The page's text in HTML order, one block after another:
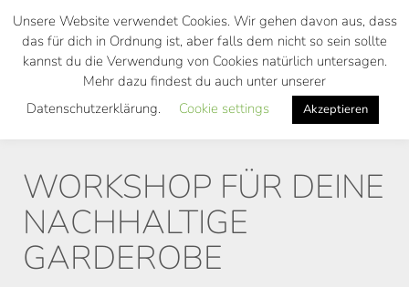
Skip
main
WORKSHOP FÜR DEINE
NACHHALTIGE
GARDEROBE
Unsere Website verwendet Cookies. Wir gehen davon aus, dass
das für dich in Ordnung ist, aber falls dem nicht so sein sollte
kannst du die Verwendung von Cookies natürlich untersagen.
Mehr dazu findest du auch unter unserer
Datenschutzerklärung.
Cookie settings Akzeptieren